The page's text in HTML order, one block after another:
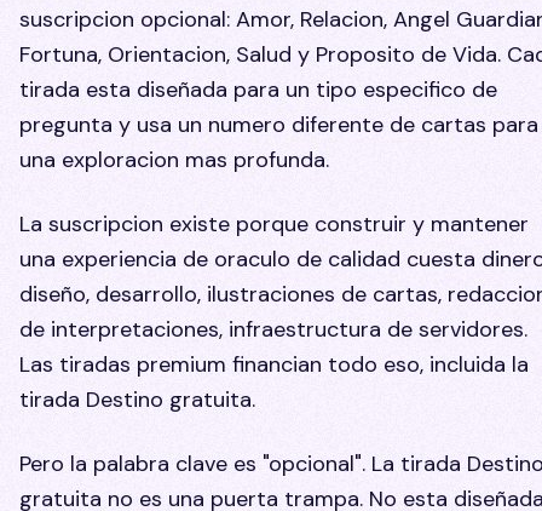
suscripcion opcional: Amor, Relacion, Angel
Fortuna, Orientacion, Salud y Proposito de Vida.
tirada esta diseñada para un tipo especifico de
pregunta y usa un numero diferente de cartas para
una exploracion mas profunda.
La suscripcion existe porque construir y mantener
una experiencia de oraculo de calidad cuesta
diseño, desarrollo, ilustraciones de cartas,
de interpretaciones, infraestructura de servidores.
Las tiradas premium financian todo eso, incluida la
tirada Destino gratuita.
Pero la palabra clave es "opcional". La tirada
gratuita no es una puerta trampa. No esta